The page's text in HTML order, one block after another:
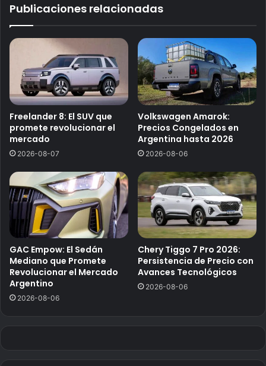
Publicaciones relacionadas
Freelander 8: El SUV que
promete revolucionar el
mercado
2026-08-07
Volkswagen Amarok:
Precios Congelados en
Argentina hasta 2026
2026-08-06
GAC Empow: El Sedán
Mediano que Promete
Revolucionar el Mercado
Argentino
2026-08-06
Chery Tiggo 7 Pro 2026:
Persistencia de Precio con
Avances Tecnológicos
2026-08-06